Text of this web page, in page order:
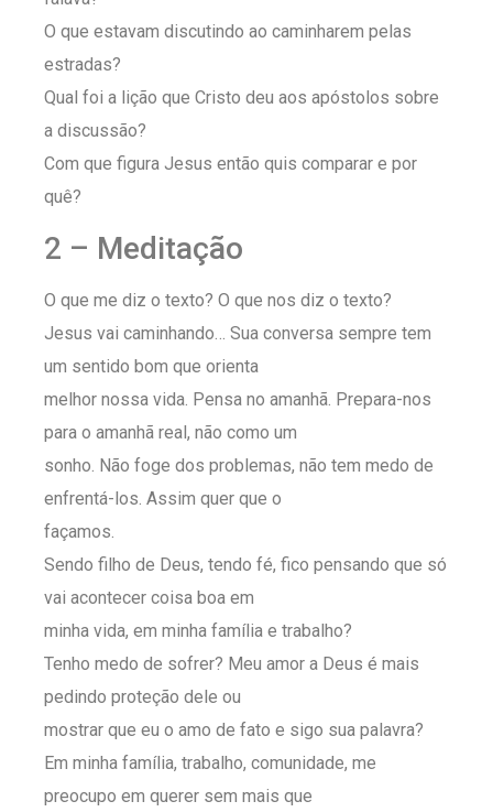
O que estavam discutindo ao caminharem pelas
estradas?
Qual foi a lição que Cristo deu aos apóstolos sobre
a discussão?
Com que figura Jesus então quis comparar e por
quê?
2 – Meditação
O que me diz o texto? O que nos diz o texto?
Jesus vai caminhando… Sua conversa sempre tem
um sentido bom que orienta
melhor nossa vida. Pensa no amanhã. Prepara-nos
para o amanhã real, não como um
sonho. Não foge dos problemas, não tem medo de
enfrentá-los. Assim quer que o
façamos.
Sendo filho de Deus, tendo fé, fico pensando que só
vai acontecer coisa boa em
minha vida, em minha família e trabalho?
Tenho medo de sofrer? Meu amor a Deus é mais
pedindo proteção dele ou
mostrar que eu o amo de fato e sigo sua palavra?
Em minha família, trabalho, comunidade, me
preocupo em querer sem mais que